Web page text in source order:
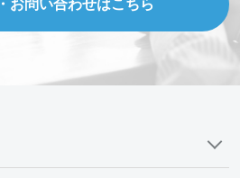
お問い合わせはこちら